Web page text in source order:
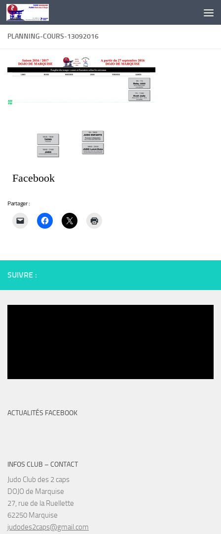
Au dessous du contenu
PLANNING-COURS-13092016
Facebook
Partager :
SUIVRE :
ACTUALITÉS FACEBOOK
INFOS CLUB – CONTACT
Judo Club des 2 caps
DOJO de Marquise
27, rue de la Ruellette
62250 Marquise
judodes2caps@gmail.com